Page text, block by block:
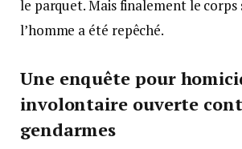
le parquet. Mais finalement le corps
l’homme a été repêché.
Une enquête pour
involontaire ouverte
gendarmes